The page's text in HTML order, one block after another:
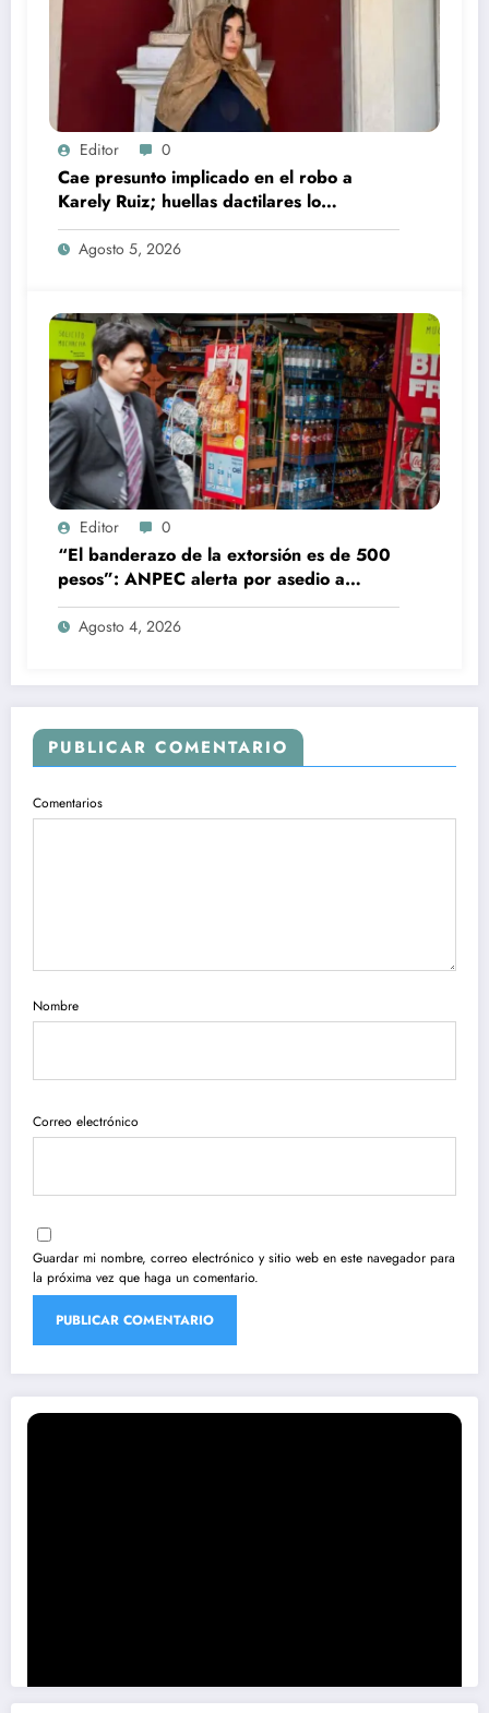
Editor 0
Cae presunto implicado en el robo a
Karely Ruiz; huellas dactilares lo
delataron
Agosto 5, 2026
Editor 0
“El banderazo de la extorsión es de 500
pesos”: ANPEC alerta por asedio a
tienditas
Agosto 4, 2026
PUBLICAR COMENTARIO
Comentarios
Nombre
Correo electrónico
Guardar mi nombre, correo electrónico y sitio web en este navegador para
la próxima vez que haga un comentario.